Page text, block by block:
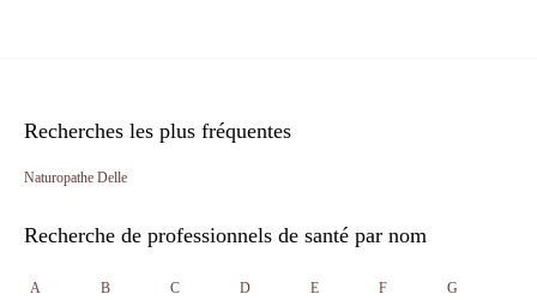
Recherches les plus fréquentes
Naturopathe Delle
Recherche de professionnels de santé par nom
A B C D E F G